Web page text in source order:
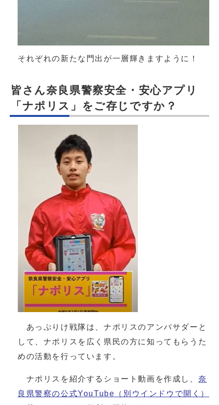
それぞれの新たな門出が一層輝きますように！
皆さん奈良県警察安全・安心アプリ
「ナポリス」をご存じですか？
あっぷりけ戦隊は、ナポリスのアンバサダーと
して、ナポリスを広く県民の方に知ってもらうた
めの活動を行っています。
ナポリスを紹介するショート動画を作成し、 奈
良県警察の公式YouTube （別ウインドウで開く）